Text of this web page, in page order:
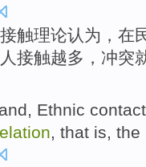
接触理论认为 ，在
接触越多 ，冲突
, Ethnic contact
, that is, the